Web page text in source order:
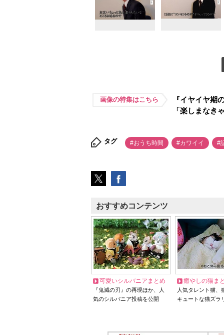
画像の特集はこちら
『イヤイヤ期
「楽しまなき
タグ #おうち時間 #カワイイ #
おすすめコンテンツ
可愛いシルバニアまとめ
『鬼滅の刃』の再現ほか、人
気のシルバニア投稿を公開
癒やしの猫ま
人気タレント猫
キュートな猫ズラ